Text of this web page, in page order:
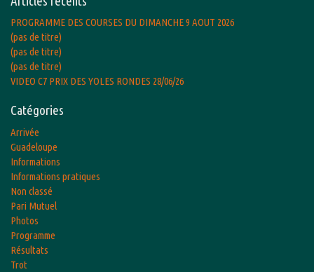
PROGRAMME DES COURSES DU DIMANCHE 9 AOUT 2026
(pas de titre)
(pas de titre)
(pas de titre)
VIDEO C7 PRIX DES YOLES RONDES 28/06/26
Catégories
Arrivée
Guadeloupe
Informations
Informations pratiques
Non classé
Pari Mutuel
Photos
Programme
Résultats
Trot